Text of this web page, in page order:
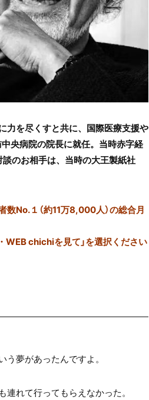
力を尽くすと共に、国際医療支援や
央病院の院長に就任。当時赤字経
のお相手は、当時の大王製紙社
No.１（約11万8,000人）の総合月
chichiを見て」を選択ください
夢があったんですよ。
れて行ってもらえなかった。